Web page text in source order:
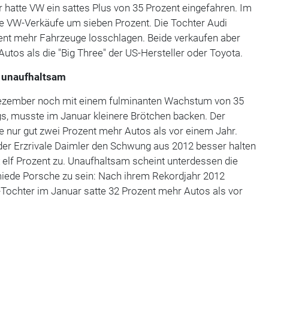
hatte VW ein sattes Plus von 35 Prozent eingefahren. Im
VW-Verkäufe um sieben Prozent. Die Tochter Audi
mehr Fahrzeuge losschlagen. Beide verkaufen aber
als die "Big Three" der US-Hersteller oder Toyota.
noch mit einem fulminanten Wachstum von 35
musste im Januar kleinere Brötchen backen. Der
nur gut zwei Prozent mehr Autos als vor einem Jahr.
Erzrivale Daimler den Schwung aus 2012 besser halten
Prozent zu. Unaufhaltsam scheint unterdessen die
Porsche zu sein: Nach ihrem Rekordjahr 2012
im Januar satte 32 Prozent mehr Autos als vor